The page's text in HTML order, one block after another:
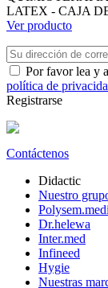
LATEX - CAJA
Ver producto
Por favor lea y
política de
Registrarse
Contáctenos
Didactic
Nuestro
Dr.helewa
Inter.med
Infineed
Hygie
Nuestras